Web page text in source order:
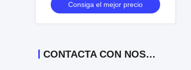
Compresor 5HP
Consiga el mejor precio
CONTACTA CON NOSOTROS